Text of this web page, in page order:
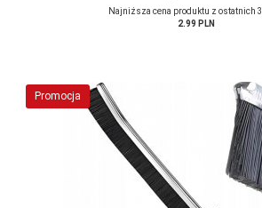
Najniższa cena produktu z ostatnich
2.99 PLN
Promocja